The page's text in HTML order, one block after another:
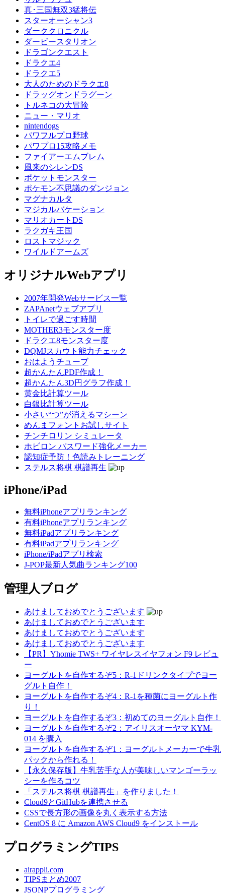
真･三国無双3猛将伝
スターオーシャン3
ダーククロニクル
ダービースタリオン
ドラゴンクエスト
ドラクエ4
ドラクエ5
大人のためのドラクエ8
ドラッグオンドラグーン
トルネコの大冒険
ニュー・マリオ
nintendogs
パワフルプロ野球
パワプロ15攻略メモ
ファイアーエムブレム
風来のシレンDS
ポケットモンスター
ポケモン不思議のダンジョン
マグナカルタ
マジカルバケーション
マリオカートDS
ラクガキ王国
ロストマジック
ワイルドアームズ
オリジナルWebアプリ
2007年開発Webサービス一覧
ZAPAnetウェブアプリ
トイレで過ごす時間
MOTHER3モンスター度
ドラクエ8モンスター度
DQMJスカウト能力チェック
おはようチューブ
超かんたんPDF作成！
超かんたん3D円グラフ作成！
黄金比計算ツール
白銀比計算ツール
小さい“つ”が消えるマシーン
めんまフォントお試しサイト
チンチロリン シミュレータ
ホビロン パスワード強化メーカー
認知症予防！色読みトレーニング
ステルス将棋 棋譜再生
iPhone/iPad
無料iPhoneアプリランキング
有料iPhoneアプリランキング
無料iPadアプリランキング
有料iPadアプリランキング
iPhone/iPadアプリ検索
J-POP最新人気曲ランキング100
管理人ブログ
あけましておめでとうございます
あけましておめでとうございます
あけましておめでとうございます
あけましておめでとうございます
【PR】Yhomie TWS+ ワイヤレスイヤフォン F9 レビュ
ー
ヨーグルトを自作するぞ5：R-1ドリンクタイプでヨー
グルト自作！
ヨーグルトを自作するぞ4：R-1を種菌にヨーグルト作
り！
ヨーグルトを自作するぞ3：初めてのヨーグルト自作！
ヨーグルトを自作するぞ2：アイリスオーヤマ KYM-
014 を購入
ヨーグルトを自作するぞ1：ヨーグルトメーカーで牛乳
パックから作れる！
【永久保存版】牛乳苦手な人が美味しいマンゴーラッ
シーを作るコツ
「ステルス将棋 棋譜再生」を作りました！
Cloud9とGitHubを連携させる
CSSで長方形の画像を丸く表示する方法
CentOS 8 に Amazon AWS Cloud9 をインストール
プログラミングTIPS
airappli.com
TIPSまとめ2007
JSONPプログラミング